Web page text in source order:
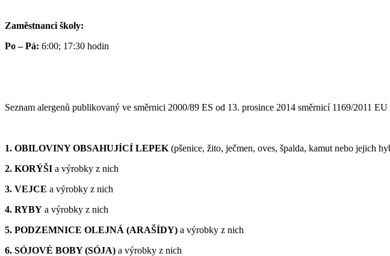
Zaměstnanci školy:
Po – Pá: 6:00; 17:30 hodin
Seznam alergenů publikovaný ve směrnici 2000/89 ES od 13. prosince 2014 směrnicí 1169/2011 EU
1. OBILOVINY OBSAHUJÍCÍ LEPEK (pšenice, žito, ječmen, oves, špalda, kamut nebo jejich
2. KORÝŠI a výrobky z nich
3. VEJCE a výrobky z nich
4. RYBY a výrobky z nich
5. PODZEMNICE OLEJNÁ (ARAŠÍDY) a výrobky z nich
6. SÓJOVÉ BOBY (SÓJA) a výrobky z nich